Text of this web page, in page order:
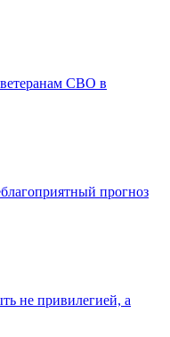
СВО в
прогноз
не привилегией, а